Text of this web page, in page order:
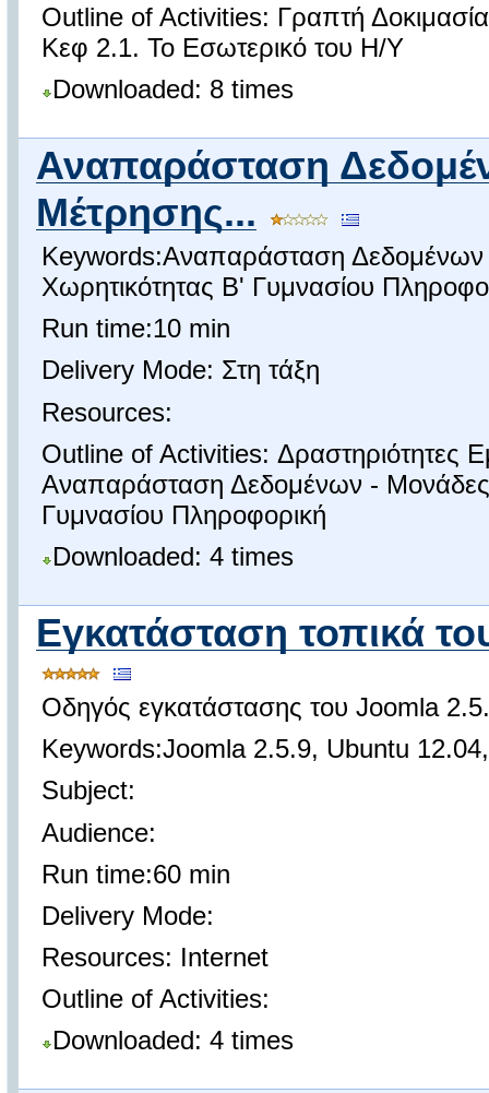
Outline of Activities: Γραπτή
Κεφ 2.1. Το Εσωτερικό του Η/Υ
Downloaded: 8 times
Αναπαράσταση
Μέτρησης...
Keywords:Αναπαράσταση
Χωρητικότητας Β' Γυμνασίου
Run time:10 min
Delivery Mode: Στη τάξη
Resources:
Outline of Activities: Δραστηριότητες
Αναπαράσταση Δεδομένων -
Γυμνασίου Πληροφορική
Downloaded: 4 times
Εγκατάσταση τοπικά
Οδηγός εγκατάστασης του Joomla
Keywords:Joomla 2.5.9, Ubuntu
Subject:
Audience:
Run time:60 min
Delivery Mode:
Resources: Internet
Outline of Activities:
Downloaded: 4 times